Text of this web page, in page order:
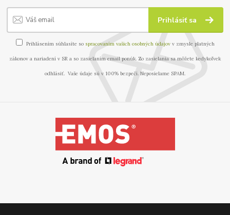
Prihlásiť sa
Prihlásením súhlasíte so spracovaním vašich osobných údajovv zmysle platných
zákonov a nariadení v SR a so zasielaním email ponúk. Zo zasielania sa môžete kedykoľvek
odhlásiť. Vaše údaje sú v 100% bezpečí. Neposielame SPAM.